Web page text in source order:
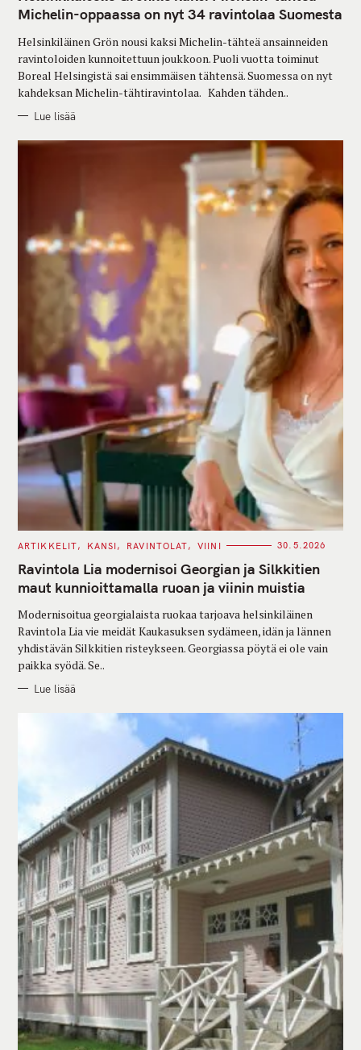
G
O
I
E
S
Michelin-oppaassa on nyt 34 ravintolaa Suomesta
Helsinkiläinen Grön nousi kaksi Michelin-tähteä ansainneiden
ravintoloiden kunnoitettuun joukkoon. Puoli vuotta toiminut
Boreal Helsingistä sai ensimmäisen tähtensä. Suomessa on nyt
kahdeksan Michelin-tähtiravintolaa. Kahden tähden..
Lue lisää
C
T
E
G
O
I
E
S
ARTIKKELIT KANSI RAVINTOLAT VIINI 30.5.2026
Ravintola Lia modernisoi Georgian ja Silkkitien
maut kunnioittamalla ruoan ja viinin muistia
Modernisoitua georgialaista ruokaa tarjoava helsinkiläinen
Ravintola Lia vie meidät Kaukasuksen sydämeen, idän ja lännen
yhdistävän Silkkitien risteykseen. Georgiassa pöytä ei ole vain
paikka syödä. Se..
Lue lisää